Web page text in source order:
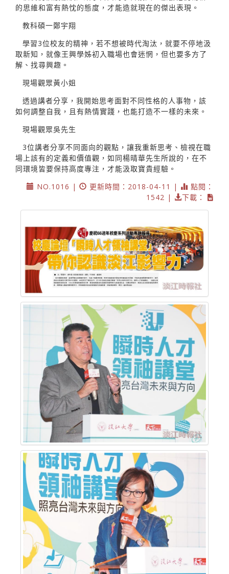
的思維和富有熱忱的態度，才能造就現在的傑出表現。
教科碩一鄭宇翔
學習3位校友的精神，若不想被時代淘汰，就要不停地汲
取新知，就像王興學姊初入職場也會迷惘，但也要多方了
解、找尋興趣。
現場觀眾黃小姐
透過講者分享，我開始思考面對不同性格的人事物，該
如何調整自我，且有熱情實踐，也能打造不一樣的未來。
現場觀眾吳先生
3位講者分享不同面向的觀點，讓我重新思考、檢視在職
場上該有的定義和價值觀，如同楊晴華先生所說的，在不
同環境皆要保持高度專注，才能汲取寶貴經驗。
NO.1016 |
更新時間：2018-04-11 |
點閱：
1542 |
下載：